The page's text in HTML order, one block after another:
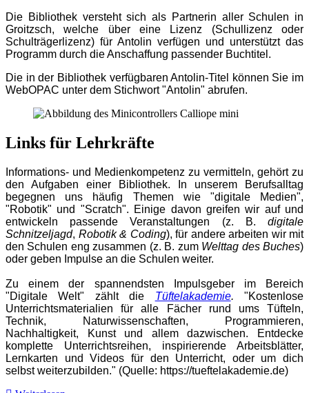
Die Bibliothek versteht sich als Partnerin aller Schulen in
Groitzsch, welche über eine Lizenz (Schullizenz oder
Schulträgerlizenz) für Antolin verfügen und unterstützt das
Programm durch die Anschaffung passender Buchtitel.
Die in der Bibliothek verfügbaren Antolin-Titel können Sie im
WebOPAC unter dem Stichwort "Antolin" abrufen.
Links für Lehrkräfte
Informations- und Medienkompetenz zu vermitteln, gehört zu
den Aufgaben einer Bibliothek. In unserem Berufsalltag
begegnen uns häufig Themen wie "digitale Medien",
"Robotik" und "Scratch". Einige davon greifen wir auf und
entwickeln passende Veranstaltungen (z. B. digitale
Schnitzeljagd, Robotik & Coding), für andere arbeiten wir mit
den Schulen eng zusammen (z. B. zum Welttag des Buches)
oder geben Impulse an die Schulen weiter.
Zu einem der spannendsten Impulsgeber im Bereich
"Digitale Welt" zählt die Tüftelakademie."Kostenlose
Unterrichtsmaterialien für alle Fächer rund ums Tüfteln,
Technik, Naturwissenschaften, Programmieren,
Nachhaltigkeit, Kunst und allem dazwischen. Entdecke
komplette Unterrichtsreihen, inspirierende Arbeitsblätter,
Lernkarten und Videos für den Unterricht, oder um dich
selbst weiterzubilden." (Quelle: https://tueftelakademie.de)